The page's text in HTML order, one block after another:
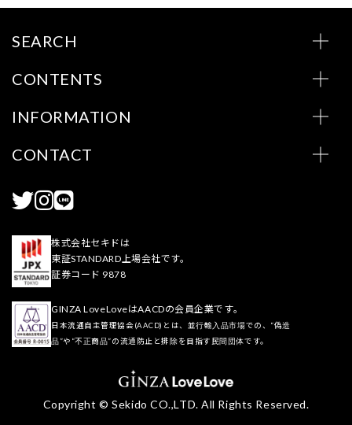
SEARCH
CONTENTS
INFORMATION
CONTACT
株式会社セキドは
東証STANDARD上場会社です。
証券コード 9878
GINZA LoveLoveはAACDの会員企業です。
日本流通自主管理協会(AACD)とは、並行輸入品市場での、“偽造
品”や“不正商品”の流通防止と排除を目指す民間団体です。
Copyright © Sekido CO.,LTD. All Rights Reserved.